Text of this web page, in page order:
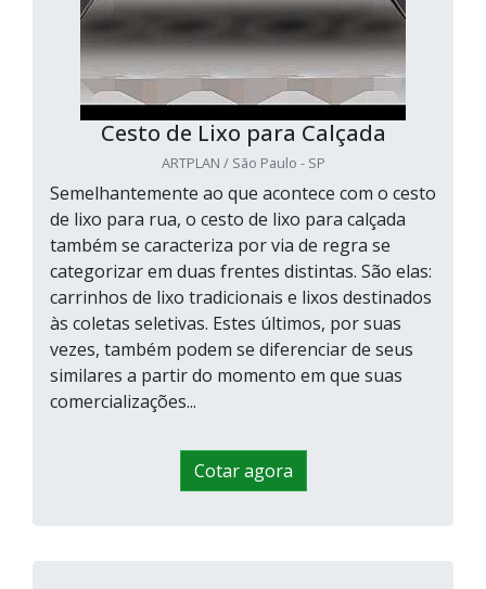
Cesto de Lixo para Calçada
ARTPLAN / São Paulo - SP
Semelhantemente ao que acontece com o cesto
de lixo para rua, o cesto de lixo para calçada
também se caracteriza por via de regra se
categorizar em duas frentes distintas. São elas:
carrinhos de lixo tradicionais e lixos destinados
às coletas seletivas. Estes últimos, por suas
vezes, também podem se diferenciar de seus
similares a partir do momento em que suas
comercializações...
Cotar agora